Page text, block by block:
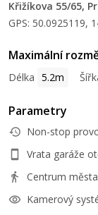
Křižíkova 55/65,
GPS: 50.0925119,
Maximální
Délka 5.2m
Parametry
Non-stop
Vrata garáže
Centrum
Kamerový